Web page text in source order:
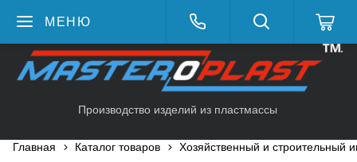
МЕНЮ
Производство изделий из пластмассы
Главная Каталог товаров Хозяйственный и строительный